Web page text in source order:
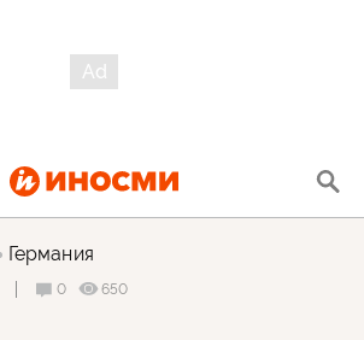
Германия
0
650